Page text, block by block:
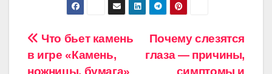
Навигация
по
Почему слезятся
глаза — причины,
симптомы и
Что бьет камень
в игре «Камень,
ножницы, бумага»